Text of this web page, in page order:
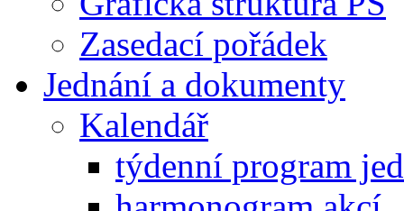
Zasedací pořádek
Jednání a dokumenty
Kalendář
týdenní program